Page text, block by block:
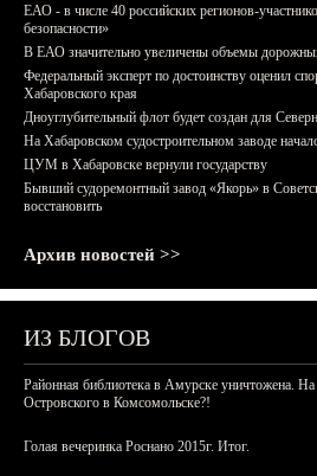
ЕАО - в числе 40 российских регионов-
безопасности»
В ЕАО значительно увеличены объемы
Федеральный эксперт по достоинству оценил
Хабаровского края
Дноуглубительный флот будет создан для
На Хабаровском судостроительном заводе
ЦУМ в Хабаровске вернули государству
Бывший судоремонтный завод «Якорь» в
восстановить
Архив новостей >>
ИЗ БЛОГОВ
Районная библиотека в Амурске уничтожена. На
Островского в Комсомольске?!
Голая вечеринка Роснано 2015г. Итог.